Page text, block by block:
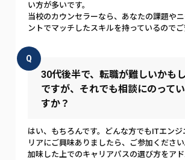
い方が多いです。
当校のカウンセラーなら、あなたの課題や
ントでマッチしたスキルを持っているのでご
Q
30代後半で、転職が難しいかも
ですが、それでも相談にのって
すか？
はい、もちろんです。どんな方でもITエン
リアにご興味ありましたら、ご参加くださ
加味した上でのキャリアパスの選び方をア